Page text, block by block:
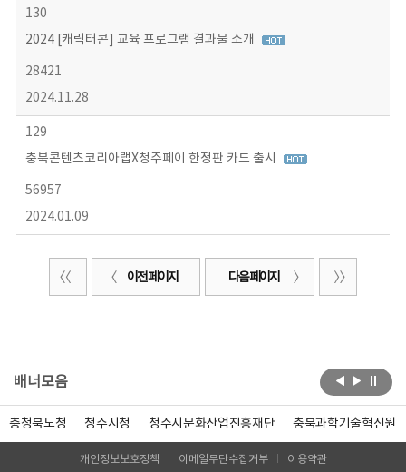
130
2024 [캐릭터콘] 교육 프로그램 결과물 소개
28421
2024.11.28
129
충북콘텐츠코리아랩X청주페이 한정판 카드 출시
56957
2024.01.09
이전 페이지 다음 페이지
배너모음
충청북도청 청주시청 청주시문화산업진흥재단 충북과학기술혁신원
개인정보보호정책 이메일무단수집거부 이용약관